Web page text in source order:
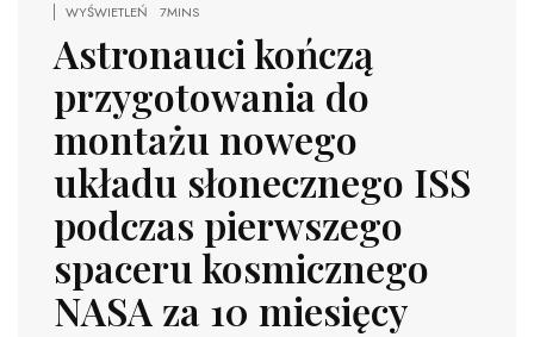
WYŚWIETLEŃ
7MINS
Astronauci kończą
przygotowania do
montażu nowego
układu słonecznego ISS
podczas pierwszego
spaceru kosmicznego
NASA za 10 miesięcy